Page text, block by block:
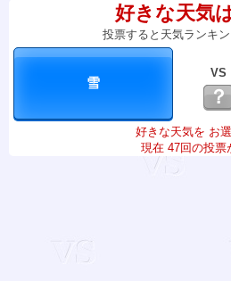
好きな天気
投票すると天気ランキ
VS
？
好きな天気を お
現在 47回の投票